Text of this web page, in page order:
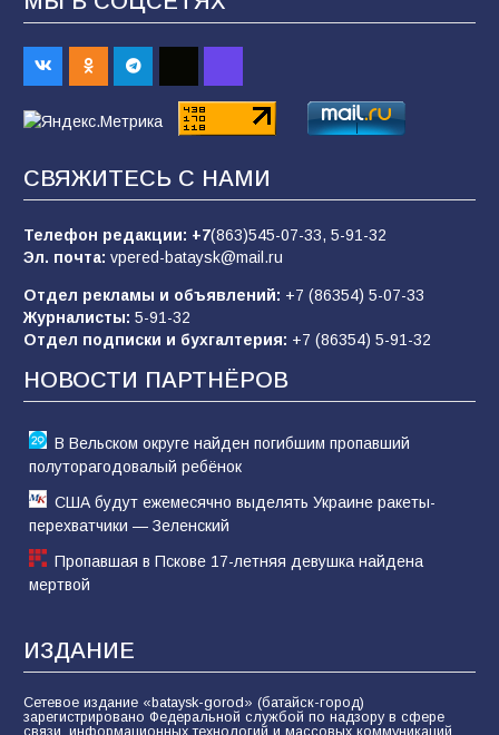
В детском саду № 35 дети освоили
строительные профессии в ходе
спортивного праздника
07.08.2026
«Слухами Москву не возьмёшь»: почему
заявления Киева о мобилизации — это
отчаяние, а не разведка
83 02.08.2026
Батайчане вышли в финал Всероссийского
конкурса «Большая перемена»
61 04.08.2026
СВЯЖИТЕСЬ С НАМИ
Телефон редакции: +7(863)545-07-33, 5-91-32
Эл. почта: vpered-bataysk@mail.ru
Отдел рекламы и объявлений: +7 (86354) 5-07-33
Журналисты: 5-91-32
Отдел подписки и бухгалтерия: +7 (86354) 5-91-32
НОВОСТИ ПАРТНЁРОВ
В Вельском округе найден погибшим пропавший
полуторагодовалый ребёнок
США будут ежемесячно выделять Украине ракеты-
перехватчики — Зеленский
Пропавшая в Пскове 17-летняя девушка найдена
мертвой
ИЗДАНИЕ
Сетевое издание «bataysk-gorod» (батайск-город)
зарегистрировано Федеральной службой по надзору в сфере
связи, информационных технологий и массовых коммуникаций